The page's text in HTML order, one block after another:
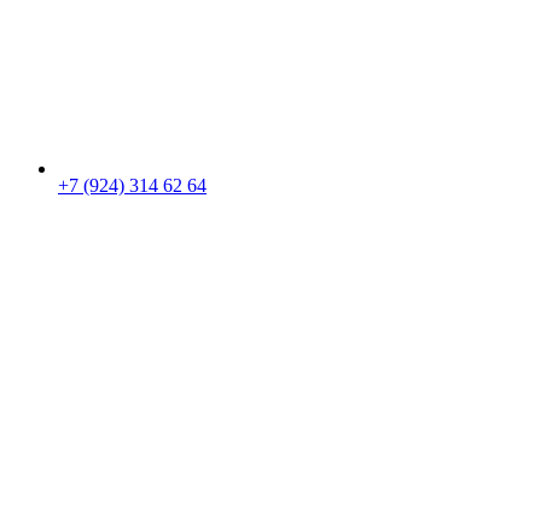
+7 (924) 314 62 64